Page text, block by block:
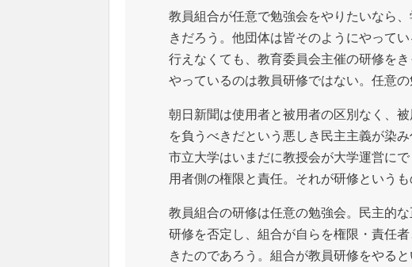
教員組合が任意で勉強会をやりたいなら
きだろう。他団体は皆そのようにやって
行えなくても、教育委員会主催の研修を
やっているのは教員研修ではない。任意の
朝日新聞は使用者と被用者の区別なく、
を負うべきだという悪しき民主主義が染
市立大学はいまだに教授会が大学運営に
用者側の権限と責任。それが研修というも
教員組合の研修は任意の勉強会。民主的
研修を否定し、組合が自らを権限・責任
きたのであろう。組合が教員研修をやる